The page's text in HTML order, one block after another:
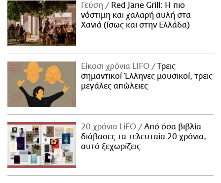
Γεύση
Red Jane Grill: Η πιο
νόστιμη και χαλαρή αυλή στα
Χανιά (ίσως και στην Ελλάδα)
Είκοσι χρόνια LIFO
Tρεις
σημαντικοί Έλληνες μουσικοί, τρεις
μεγάλες απώλειες
20 χρόνια LiFO
Από όσα βιβλία
διάβασες τα τελευταία 20 χρόνια,
αυτό ξεχωρίζεις